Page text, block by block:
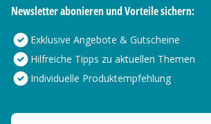
Newsletter abonieren und Vorteile sichern:
Exklusive Angebote & Gutscheine
Hilfreiche Tipps zu aktuellen Themen
Individuelle Produktempfehlung
Deine E-Mail Adresse